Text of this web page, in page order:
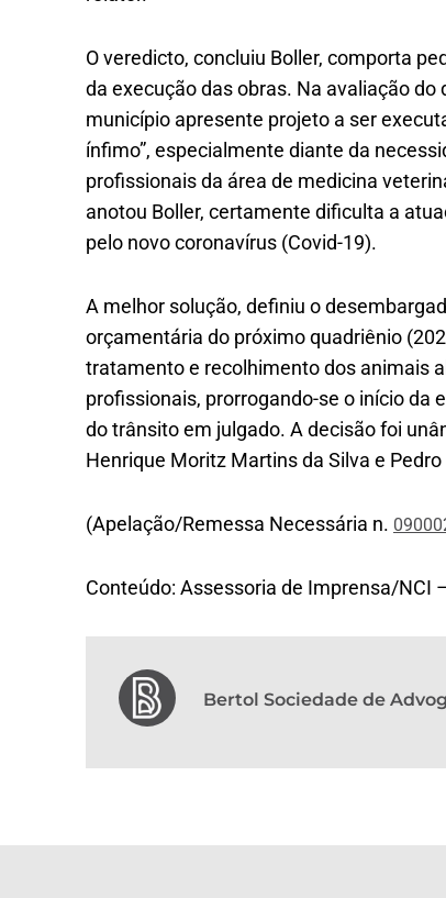
O veredicto, concluiu Boller, comporta
da execução das obras. Na avaliação
município apresente projeto a ser
ínfimo”, especialmente diante da
profissionais da área de medicina
anotou Boller, certamente dificulta a
pelo novo coronavírus (Covid-19).
A melhor solução, definiu o
orçamentária do próximo quadriênio
tratamento e recolhimento dos animais
profissionais, prorrogando-se o início da
do trânsito em julgado. A decisão foi
Henrique Moritz Martins da Silva e
(Apelação/Remessa Necessária n.
Conteúdo: Assessoria de Imprensa/NCI
Bertol Sociedade de